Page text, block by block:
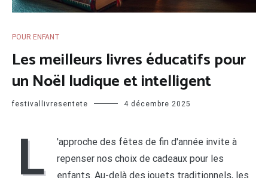
POUR ENFANT
Les meilleurs livres éducatifs pour
un Noël ludique et intelligent
festivallivresentete 4 décembre 2025
L
'approche des fêtes de fin d'année invite à
repenser nos choix de cadeaux pour les
enfants. Au-delà des jouets traditionnels, les